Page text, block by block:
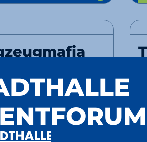
Konzert Show Comedy
Tickets ab 28,90 €